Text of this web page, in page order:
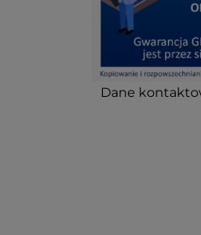
Dane